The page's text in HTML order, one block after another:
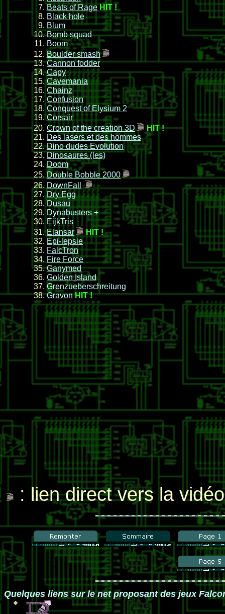
Beats of Rage HIT !
Black hole
Blum
Bomb squad
Boom
Boulder smash
Cannon fodder
Capy
Cavemania
Chainz
Confusion
Conquest of Elysium 2
Corsair
Crown of the creation 3D
H IT !
Des lasers et des hommes
Dino dudes Evolution
Dinosaures (les)
Doom
Double Bobble 2000
DownFall
Dry Egg
Dusau
Dynabusters +
EijkTris
Elansar
HIT !
Epi-lepsie
FalcTron
Fire Force
Ganymed
Golden Island
Grenzueberschreitung
Gravon HIT !
: lien direct vers la
Quelques liens sur le net proposant des jeux